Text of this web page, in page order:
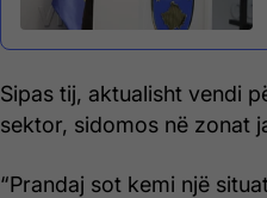
Sipas tij, aktualisht vendi
sektor, sidomos në zonat
“Prandaj sot kemi një